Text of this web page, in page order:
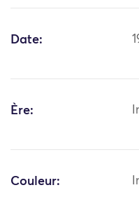
Date:
Ère:
Couleur: